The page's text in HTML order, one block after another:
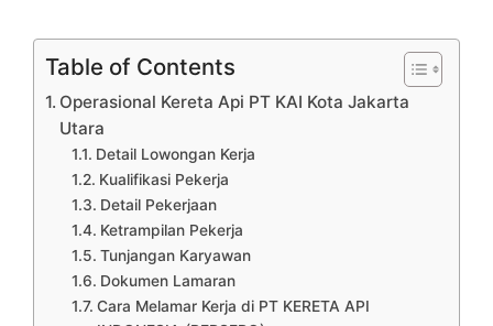
Table of Contents
Operasional Kereta Api PT KAI Kota Jakarta
Utara
Detail Lowongan Kerja
Kualifikasi Pekerja
Detail Pekerjaan
Ketrampilan Pekerja
Tunjangan Karyawan
Dokumen Lamaran
Cara Melamar Kerja di PT KERETA API